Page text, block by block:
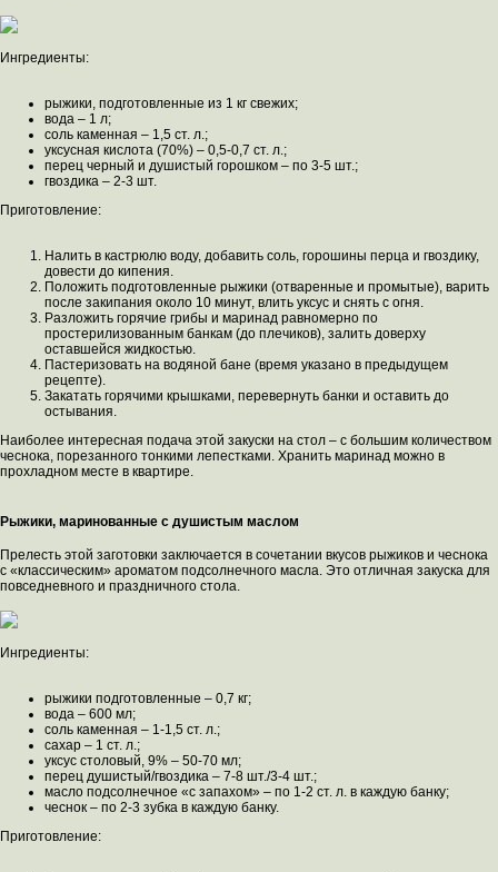
Ингредиенты:
рыжики, подготовленные из 1 кг свежих;
вода – 1 л;
соль каменная – 1,5 ст. л.;
уксусная кислота (70%) – 0,5-0,7 ст. л.;
перец черный и душистый горошком – по 3-5 шт.;
гвоздика – 2-3 шт.
Приготовление:
Налить в кастрюлю воду, добавить соль, горошины перца и гвоздику,
довести до кипения.
Положить подготовленные рыжики (отваренные и промытые), варить
после закипания около 10 минут, влить уксус и снять с огня.
Разложить горячие грибы и маринад равномерно по
простерилизованным банкам (до плечиков), залить доверху
оставшейся жидкостью.
Пастеризовать на водяной бане (время указано в предыдущем
рецепте).
Закатать горячими крышками, перевернуть банки и оставить до
остывания.
Наиболее интересная подача этой закуски на стол – с большим количеством
чеснока, порезанного тонкими лепестками. Хранить маринад можно в
прохладном месте в квартире.
Рыжики, маринованные с душистым маслом
Прелесть этой заготовки заключается в сочетании вкусов рыжиков и чеснока
с «классическим» ароматом подсолнечного масла. Это отличная закуска для
повседневного и праздничного стола.
Ингредиенты:
рыжики подготовленные – 0,7 кг;
вода – 600 мл;
соль каменная – 1-1,5 ст. л.;
сахар – 1 ст. л.;
уксус столовый, 9% – 50-70 мл;
перец душистый/гвоздика – 7-8 шт./3-4 шт.;
масло подсолнечное «с запахом» – по 1-2 ст. л. в каждую банку;
чеснок – по 2-3 зубка в каждую банку.
Приготовление: